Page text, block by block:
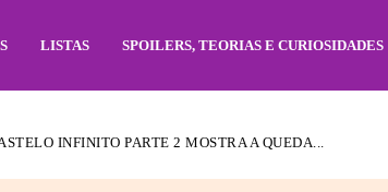
LISTAS SPOILERS, TEORIAS E CURIOSIDADES
INFINITO PARTE 2 MOSTRA A QUEDA...